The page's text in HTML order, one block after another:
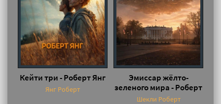
Кейти три - Роберт Янг
Янг Роберт
Эмиссар жёлто-
зеленого мира - Роберт
Шекли
Шекли Роберт